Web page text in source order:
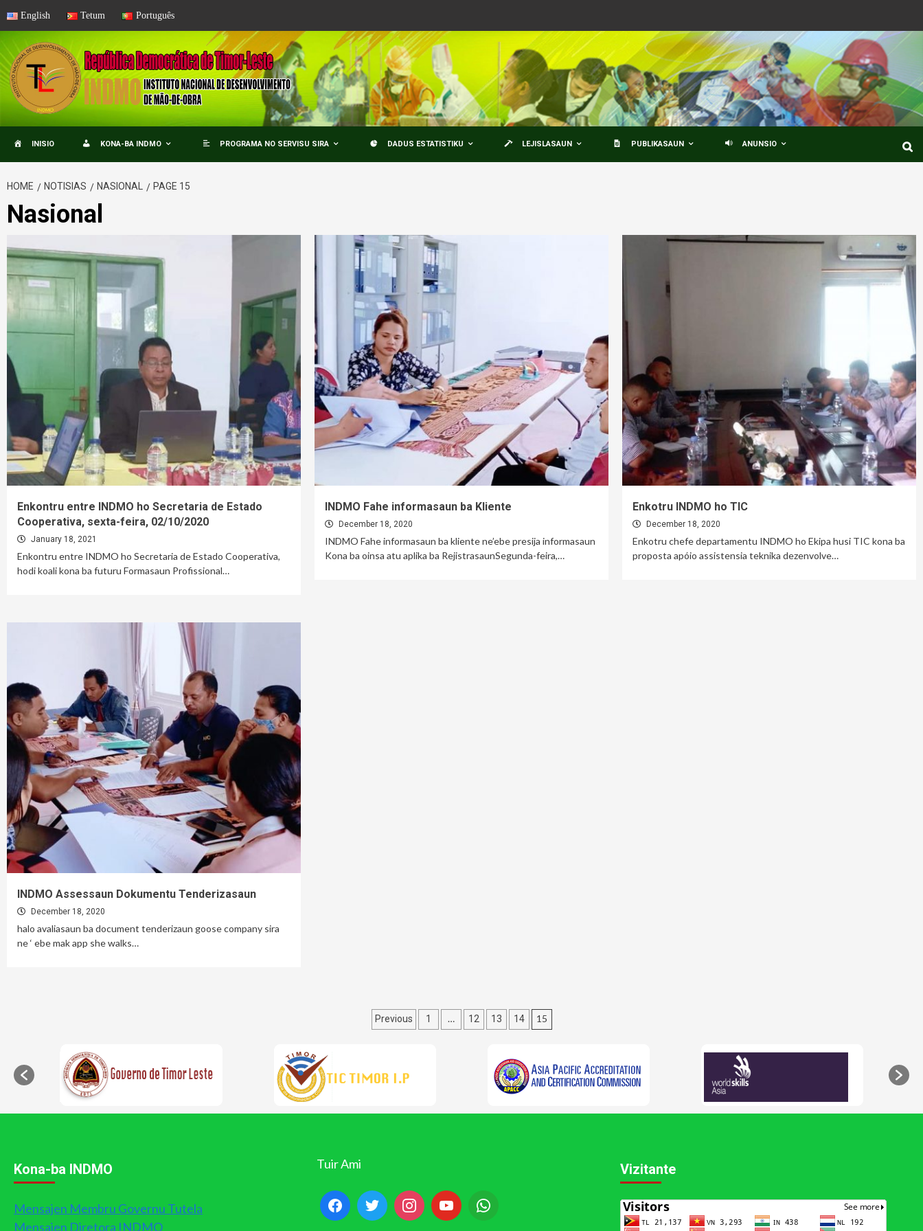
Skip
content
English Tetum Português
INISIO KONA-BA INDMO PROGRAMA NO SERVISU SIRA DADUS ESTATISTIKU LEJISLASAUN PUBLIKASAUN ANUNSIO
HOME NOTISIAS NASIONAL PAGE 15
Nasional
Enkontru entre INDMO ho Secretaria de Estado
Cooperativa, sexta-feira, 02/10/2020
January 18, 2021
Enkontru entre INDMO ho Secretaria de Estado Cooperativa,
hodi koali kona ba futuru Formasaun Profissional…
INDMO Fahe informasaun ba Kliente
December 18, 2020
INDMO Fahe informasaun ba kliente ne’ebe presija informasaun
Kona ba oinsa atu aplika ba RejistrasaunSegunda-feira,…
Enkotru INDMO ho TIC
December 18, 2020
Enkotru chefe departamentu INDMO ho Ekipa husi TIC kona ba
proposta apóio assistensia teknika dezenvolve…
INDMO Assessaun Dokumentu Tenderizasaun
December 18, 2020
halo avaliasaun ba document tenderizaun goose company sira
ne ‘ ebe mak app she walks…
Posts
Previous 1 … 12 13 14 15
Kona-ba INDMO
Mensajen Membru Governu Tutela
Mensajen Diretora INDMO
Tuir Ami Vizitante